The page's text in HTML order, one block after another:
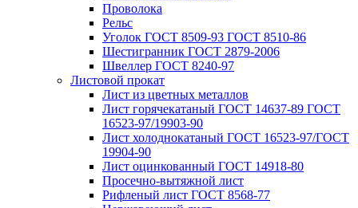
Проволока
Рельс
Уголок ГОСТ 8509-93 ГОСТ 8510-86
Шестигранник ГОСТ 2879-2006
Швеллер ГОСТ 8240-97
Листовой прокат
Лист из цветных металлов
Лист горячекатаный ГОСТ 14637-89 ГОСТ
16523-97/19903-90
Лист холоднокатаный ГОСТ 16523-97/ГОСТ
19904-90
Лист оцинкованный ГОСТ 14918-80
Просечно-вытяжной лист
Рифленый лист ГОСТ 8568-77